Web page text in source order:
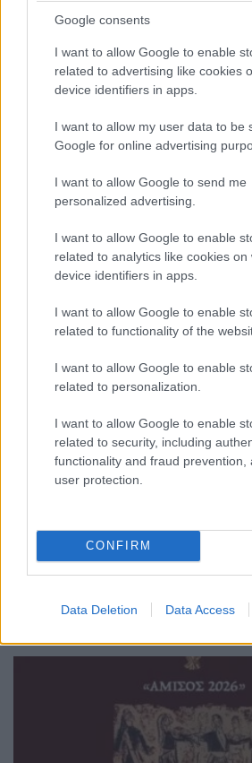
Google consents
I want to allow Google to enable
related to advertising like cookies
device identifiers in apps.
I want to allow my user data to be
Google for online advertising
I want to allow Google to send me
personalized advertising.
I want to allow Google to enable
related to analytics like cookies on
device identifiers in apps.
I want to allow Google to enable
related to functionality of the
I want to allow Google to enable
related to personalization.
I want to allow Google to enable
related to security, including
functionality and fraud prevention,
user protection.
CONFIRM
Data Deletion Data Access
ΕΚΔΗΛΩΣΕΙΣ
«Ακρίτεια 2026»: Ετοιμάζεται
γλέντι στη Νέα Χαραυγή
1/08/2026 - 12:43μμ
Κλειτιώτικα 2026: Δύο βραδιές
μουσική και παράδοση στον